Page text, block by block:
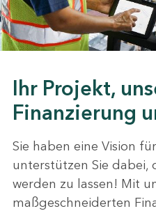
Ihr Projekt,
Finanzierung
Sie haben eine Vision
unterstützen Sie dabei,
werden zu lassen! Mit
maßgeschneiderten